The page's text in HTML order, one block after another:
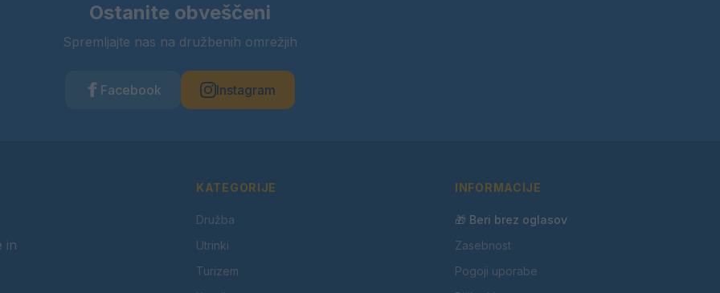
Ostanite obveščeni
Spremljajte nas na družbenih omrežjih
Facebook Instagram
in
KATEGORIJE
Družba
Utrinki
Turizem
INFORMACIJE
🎁 Beri brez oglasov
Zasebnost
Pogoji uporabe